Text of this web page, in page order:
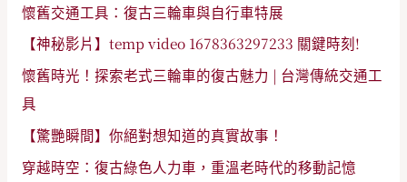
懷舊交通工具：復古三輪車與自行車特展
【神秘影片】temp video 1678363297233 關鍵時刻!
懷舊時光！探索老式三輪車的復古魅力 | 台灣傳統交通工
具
【驚艷瞬間】你絕對想知道的真實故事！
穿越時空：復古綠色人力車，重溫老時代的移動記憶